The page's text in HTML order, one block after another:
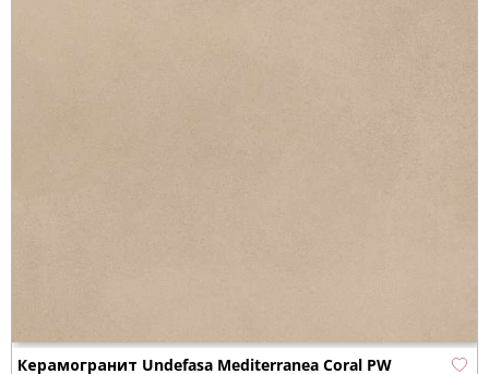
Керамогранит Undefasa Mediterranea Coral PW